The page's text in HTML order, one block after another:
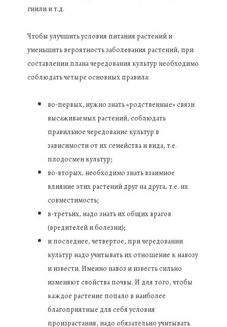
гнили и т.д.
Чтобы улучшить условия питания растений и
уменьшить вероятность заболевания растений, при
составлении плана чередования культур необходимо
соблюдать четыре основных правила:
во-первых, нужно знать «родственные» связи
высаживаемых растений, соблюдать
правильное чередование культур в
зависимости от их семейства и вида, т.е.
плодосмен культур;
во-вторых, необходимо знать взаимное
влияние этих растений друг на друга, т.е. их
совместимость;
в-третьих, надо знать их общих врагов
(вредителей и болезни);
и последнее, четвертое, при чередовании
культур надо учитывать их отношение к навозу
и извести. Именно навоз и известь сильно
изменяют свойства почвы. И для того, чтобы
каждое растение попало в наиболее
благоприятные для себя условия
произрастания, надо обязательно учитывать